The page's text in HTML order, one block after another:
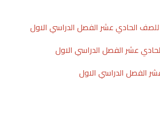
للصف الحادي عشر الفصل الدراسي الاول
عشر الفصل الدراسي الاول
الفصل الدراسي الاول